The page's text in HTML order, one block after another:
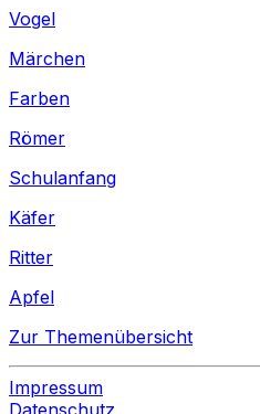
Vogel
Märchen
Farben
Römer
Schulanfang
Käfer
Ritter
Apfel
Zur Themenübersicht
Impressum
Datenschutz